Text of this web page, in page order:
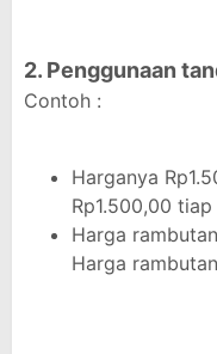
2. Penggunaan
Contoh :
Harganya
Rp1.500,00
Harga
Harga